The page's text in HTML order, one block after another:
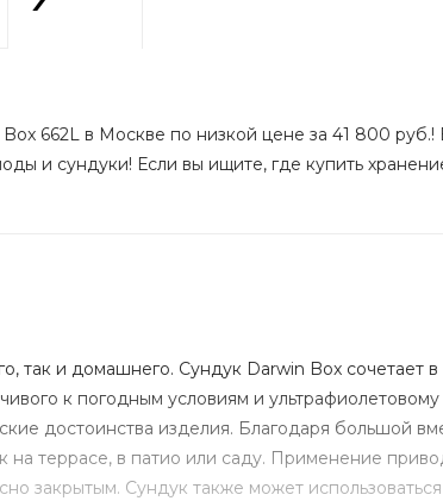
662L в Москве по низкой цене за 41 800
и сундуки! Если вы ищите, где купить
так и домашнего. Сундук Darwin Box сочетает
к погодным условиям и
достоинства изделия. Благодаря большой
террасе, в патио или саду. Применение
закрытым. Сундук также может